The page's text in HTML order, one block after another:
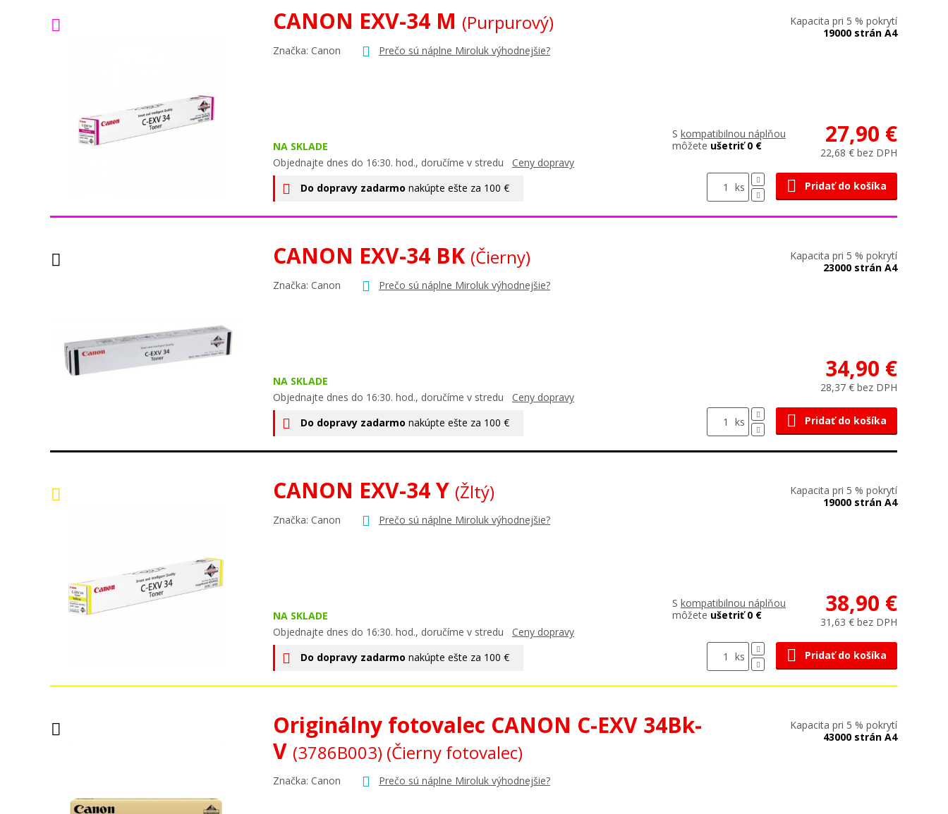
CANON EXV-34 M (Purpurový)
Značka: Canon Prečo sú náplne Miroluk výhodnejšie?
NA SKLADE
Objednajte dnes do 16:30. hod., doručíme v stredu Ceny dopravy
Do dopravy zadarmo nakúpte ešte za 100 €
Kapacita pri 5 % pokrytí
19000 strán A4
S kompatibilnou náplňou
môžete ušetriť 0 € 27,90 €
22,68 € bez DPH
ks Pridať do košíka
CANON EXV-34 BK (Čierny)
Značka: Canon Prečo sú náplne Miroluk výhodnejšie?
NA SKLADE
Objednajte dnes do 16:30. hod., doručíme v stredu Ceny dopravy
Do dopravy zadarmo nakúpte ešte za 100 €
Kapacita pri 5 % pokrytí
23000 strán A4
34,90 €
28,37 € bez DPH
ks Pridať do košíka
CANON EXV-34 Y (Žltý)
Značka: Canon Prečo sú náplne Miroluk výhodnejšie?
NA SKLADE
Objednajte dnes do 16:30. hod., doručíme v stredu Ceny dopravy
Do dopravy zadarmo nakúpte ešte za 100 €
Kapacita pri 5 % pokrytí
19000 strán A4
S kompatibilnou náplňou
môžete ušetriť 0 € 38,90 €
31,63 € bez DPH
ks Pridať do košíka
Originálny fotovalec CANON C-EXV 34Bk-
V (3786B003) (Čierny fotovalec)
Značka: Canon Prečo sú náplne Miroluk výhodnejšie?
Kapacita pri 5 % pokrytí
43000 strán A4